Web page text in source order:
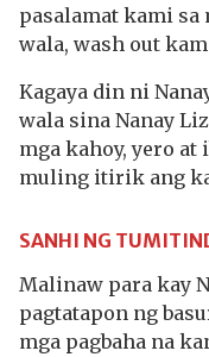
pasalamat kami sa
wala, wash out
Kagaya din ni
wala sina Nanay
mga kahoy, yero
muling itirik ang
SANHI NG
Malinaw para kay
pagtatapon ng
mga pagbaha na